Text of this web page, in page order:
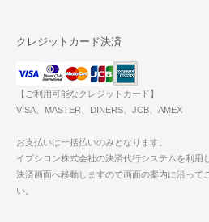
クレジットカード決済
【ご利用可能なクレジットカード】
VISA、MASTER、DINERS、JCB、AMEX
お支払いは一括払いのみとなります。
イプシロン株式会社の決済代行システムを利用
決済画面へ移動しますので画面の案内に沿って
い。